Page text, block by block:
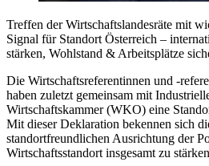
Treffen der Wirtschaftslandesräte mit
Signal für Standort Österreich –
stärken, Wohlstand & Arbeitsplätze
Die Wirtschaftsreferentinnen und -
haben zuletzt gemeinsam mit
Wirtschaftskammer (WKO) eine
Mit dieser Deklaration bekennen sich
standortfreundlichen Ausrichtung der
Wirtschaftsstandort insgesamt zu